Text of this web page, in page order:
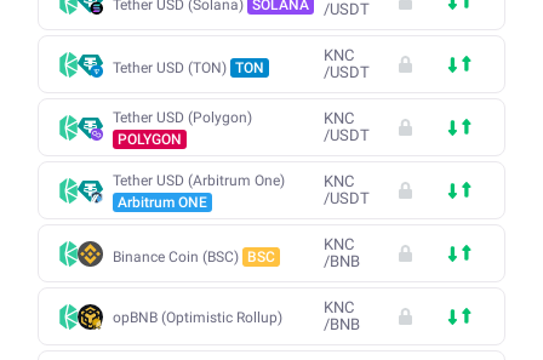
Tether USD (Solana) SOLANA
/USDT
Tether USD (TON) TON
KNC
/USDT
Tether USD (Polygon)
POLYGON
KNC
/USDT
Tether USD (Arbitrum One)
Arbitrum ONE
KNC
/USDT
Binance Coin (BSC) BSC
KNC
/BNB
opBNB (Optimistic Rollup)
KNC
/BNB